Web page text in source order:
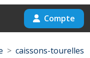
Compte
caissons-tourelles